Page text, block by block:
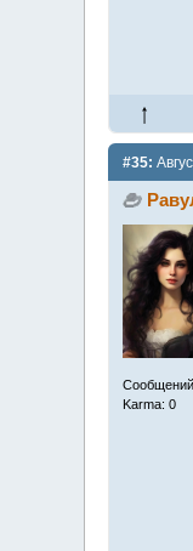
#35:
Karma: 0